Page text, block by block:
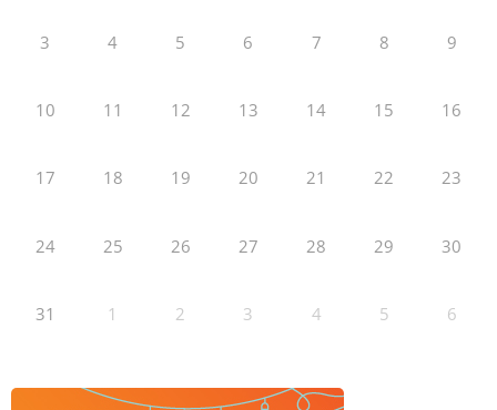
3 4 5 6 7 8 9
10 11 12 13 14 15 16
17 18 19 20 21 22 23
24 25 26 27 28 29 30
31 1 2 3 4 5 6